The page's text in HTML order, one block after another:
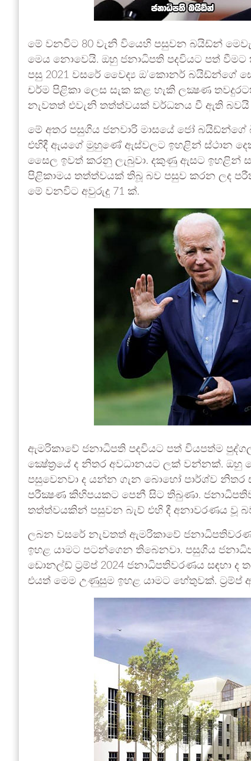
මේ වනවිට 80 වැනි වියෙහි පසුවන බයිඩ්න්
මෙය නොවෙයි. ඔහු ජනාධිපති පදවියට පත්
පසු 2021 වසරේ වෛද්‍ය ඔ’කොනර්
චර්ම පිළිකා ලෙස සැක කළ හැකි ලක්‍ෂණ
නැවතත් එවැනි තත්ත්වයක් වර්ධනය වී ඇති
මේ අතර පසුගිය ජනවාරි මාසයේ ජෝ
එහිදී ඇයගේ මුහුණේ ඇස්වලට ඉහළින් ස්ථාන
සෛල ඉවත් කරනු ලැබුවා. දකුණු ඇසට ඉහළින්
පිළිකාමය තත්ත්වයක් තිබූ බව පසුව කරන ලද
මේ වනවිට අවුරුදු 71 ක්.
ඇමරිකාවේ ජනාධිපති පදවියට පත් වියපත්ම
ක්‍ෂේත්‍රයේ ද නිතර අවධානයට ලක් වන්නක්.
පසුවෙනවා ද යන්න ගැන බොහෝ පාර්ශ්ව නිතර
පරීක්‍ෂණ කිහිපයකට පෙනී සිට තිබුණා.
තත්ත්වයකින් පසුවන බැව් එහි දී අනාවරණය වූ
ලබන වසරේ නැවතත් ඇමරිකාවේ
ඉහළ යාමට පටන්ගෙන තිබෙනවා. පසුගිය
ඩොනල්ඩ් ට්‍රම්ප් 2024 ජනාධිපතිවරණය සඳහා
එයත් මෙම උණුසුම ඉහළ යාමට හේතුවක්.